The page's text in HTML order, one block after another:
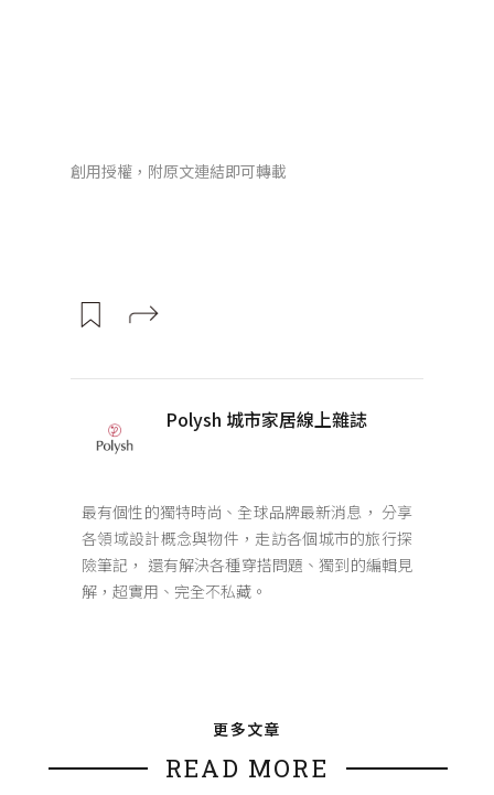
創用授權，附原文連結即可轉載
Polysh 城市家居線上雜誌
最有個性的獨特時尚、全球品牌最新消息， 分享
各領域設計概念與物件，走訪各個城市的旅行探
險筆記， 還有解決各種穿搭問題、獨到的編輯見
解，超實用、完全不私藏。
更多文章
READ MORE